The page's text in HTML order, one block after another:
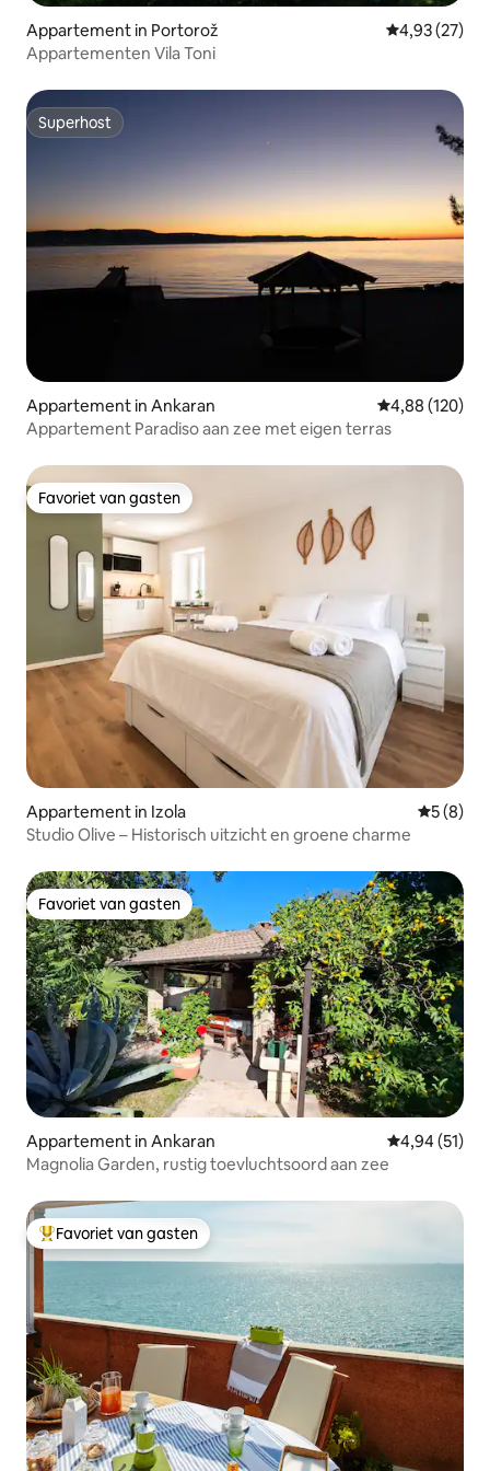
Appartement in Portorož Gemiddelde
4,93 (27)
Appartementen Vila Toni
Superhost
Superhost
Appartement in Ankaran Gemiddelde
4,88 (120)
Appartement Paradiso aan zee met eigen terras
Favoriet van gasten
Favoriet van gasten
Appartement in Izola
5 (8)
Studio Olive – Historisch uitzicht en groene charme
Favoriet van gasten
Favoriet van gasten
Appartement in Ankaran Gemiddelde
4,94 (51)
Magnolia Garden, rustig toevluchtsoord aan zee
Topfavoriet van gasten
Favoriet van gasten